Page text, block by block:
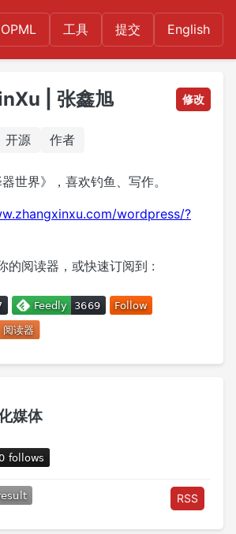
OPML 工具 提交 English
| 张鑫旭 修改
开源 作者
世界》，喜欢钓鱼、写作。
wordpress/?
的阅读器，或快速订阅到 :
媒体
RSS